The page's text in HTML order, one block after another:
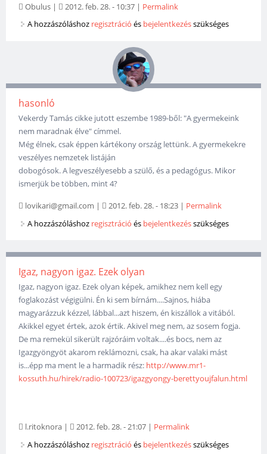
Obulus | 2012. feb. 28. - 10:37 | Permalink
A hozzászóláshoz regisztráció és bejelentkezésszükséges
hasonló
Vekerdy Tamás cikke jutott eszembe 1989-ből: "A gyermekeink
nem maradnak élve" címmel.
Még élnek, csak éppen kártékony ország lettünk. A gyermekekre
veszélyes nemzetek listáján
dobogósok. A legveszélyesebb a szülő, és a pedagógus. Mikor
ismerjük be többen, mint 4?
lovikari@gmail.com | 2012. feb. 28. - 18:23 | Permalink
A hozzászóláshoz regisztráció és bejelentkezésszükséges
Igaz, nagyon igaz. Ezek olyan
Igaz, nagyon igaz. Ezek olyan képek, amikhez nem kell egy
foglakozást végigülni. Én ki sem bírnám....Sajnos, hiába
magyarázzuk kézzel, lábbal...azt hiszem, én kiszállok a vitából.
Akikkel egyet értek, azok értik. Akivel meg nem, az sosem fogja.
De ma remekül sikerült rajzóráim voltak....és bocs, nem az
Igazgyöngyöt akarom reklámozni, csak, ha akar valaki mást
is...épp ma ment le a harmadik rész: http://www.mr1-
kossuth.hu/hirek/radio-100723/igazgyongy-berettyoujfalun.html
l.ritoknora | 2012. feb. 28. - 21:07 | Permalink
A hozzászóláshoz regisztráció és bejelentkezésszükséges